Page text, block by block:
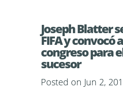
Joseph Blatter
FIFA y convocó
congreso para
sucesor
Posted on Jun 2,